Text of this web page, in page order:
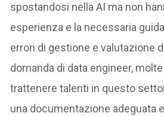
spostandosi nella AI ma non
esperienza e la necessaria
errori di gestione e valutazione
domanda di data engineer,
trattenere talenti in questo
una documentazione adeguata